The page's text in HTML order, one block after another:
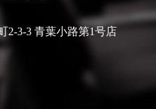
2-3-3 青葉小路第1号店